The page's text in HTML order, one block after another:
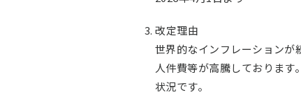
3. 改定理由
世界的なインフレーションが
人件費等が高騰しておりま
状況です。